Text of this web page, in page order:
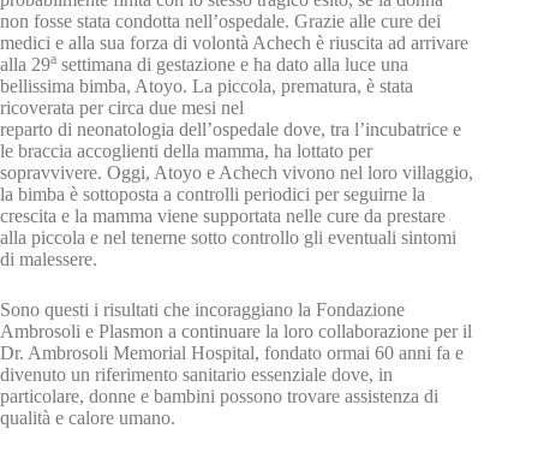
non fosse stata condotta nell’ospedale. Grazie alle cure dei
medici e alla sua forza di volontà Achech è riuscita ad arrivare
alla 29a settimana di gestazione e ha dato alla luce una
bellissima bimba, Atoyo. La piccola, prematura, è stata
ricoverata per circa due mesi nel
reparto di neonatologia dell’ospedale dove, tra l’incubatrice e
le braccia accoglienti della mamma, ha lottato per
sopravvivere. Oggi, Atoyo e Achech vivono nel loro villaggio,
la bimba è sottoposta a controlli periodici per seguirne la
crescita e la mamma viene supportata nelle cure da prestare
alla piccola e nel tenerne sotto controllo gli eventuali sintomi
di malessere.
Sono questi i risultati che incoraggiano la Fondazione
Ambrosoli e Plasmon a continuare la loro collaborazione per il
Dr. Ambrosoli Memorial Hospital, fondato ormai 60 anni fa e
divenuto un riferimento sanitario essenziale dove, in
particolare, donne e bambini possono trovare assistenza di
qualità e calore umano.